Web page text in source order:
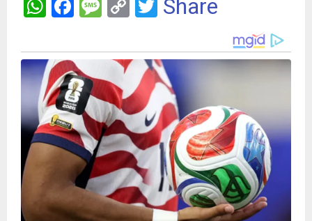
W
at
s
A
p
p
F
ce
b
o
o
k
M
s
a
g
e
C
py
Li
n
k
T
tt
er
Share